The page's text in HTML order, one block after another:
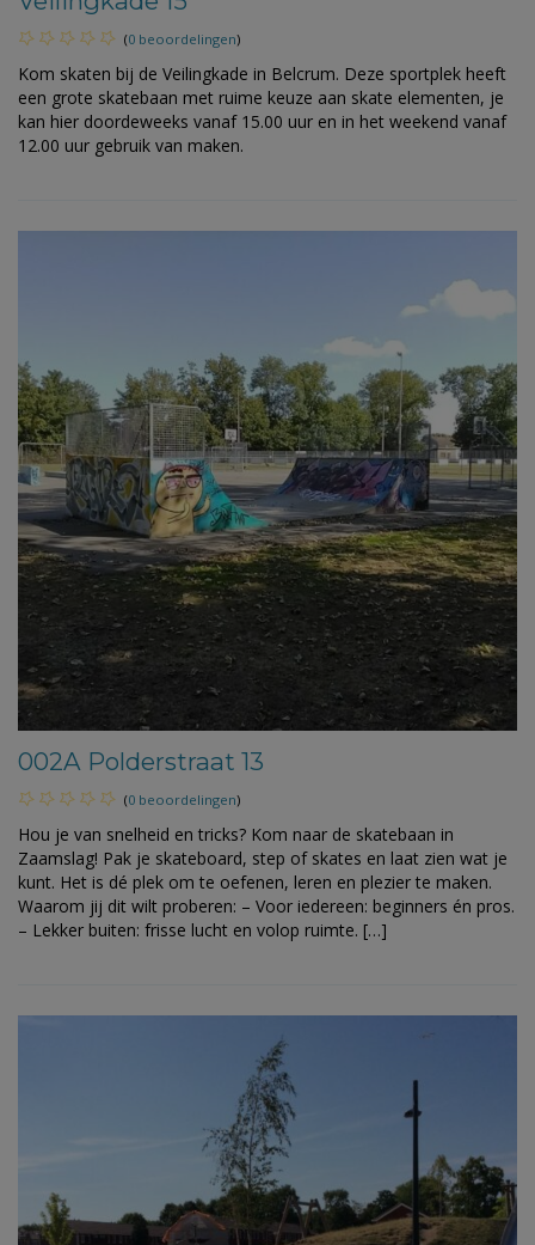
(0 beoordelingen)
Kom skaten bij de Veilingkade in Belcrum. Deze sportplek heeft
een grote skatebaan met ruime keuze aan skate elementen, je
kan hier doordeweeks vanaf 15.00 uur en in het weekend vanaf
12.00 uur gebruik van maken.
002A Polderstraat 13
(0 beoordelingen)
Hou je van snelheid en tricks? Kom naar de skatebaan in
Zaamslag! Pak je skateboard, step of skates en laat zien wat je
kunt. Het is dé plek om te oefenen, leren en plezier te maken.
Waarom jij dit wilt proberen: – Voor iedereen: beginners én pros.
– Lekker buiten: frisse lucht en volop ruimte. […]